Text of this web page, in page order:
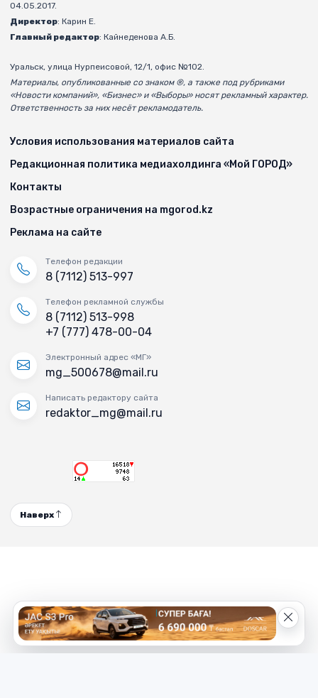
04.05.2017.
Директор: Карин Е.
Главный редактор: Кайнеденова А.Б.
Уральск, улица Нурпеисовой, 12/1, офис №102.
Материалы, опубликованные со знаком ®, а также под рубриками
«Новости компаний», «Бизнес» и «Выборы» носят рекламный характер.
Ответственность за них несёт рекламодатель.
Условия использования материалов сайта
Редакционная политика медиахолдинга «Мой ГОРОД»
Контакты
Возрастные ограничения на mgorod.kz
Реклама на сайте
Телефон редакции
8 (7112) 513-997
Телефон рекламной службы
8 (7112) 513-998
+7 (777) 478-00-04
Электронный адрес «МГ»
mg_500678@mail.ru
Написать редактору сайта
redaktor_mg@mail.ru
Наверх